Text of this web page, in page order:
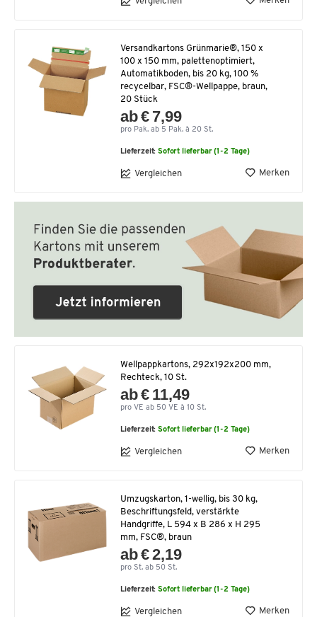
Versandkartons Grünmarie®, 150 x
100 x 150 mm, palettenoptimiert,
Automatikboden, bis 20 kg, 100 %
recycelbar, FSC®-Wellpappe, braun,
20 Stück
ab € 7,99
pro Pak. ab 5 Pak. à 20 St.
Lieferzeit:Sofort lieferbar (1-2 Tage)
Vergleichen Merken
Wellpappkartons, 292x192x200 mm,
Rechteck, 10 St.
ab € 11,49
pro VE ab 50 VE à 10 St.
Lieferzeit:Sofort lieferbar (1-2 Tage)
Vergleichen Merken
Umzugskarton, 1-wellig, bis 30 kg,
Beschriftungsfeld, verstärkte
Handgriffe, L 594 x B 286 x H 295
mm, FSC®, braun
ab € 2,19
pro St. ab 50 St.
Lieferzeit:Sofort lieferbar (1-2 Tage)
Vergleichen Merken